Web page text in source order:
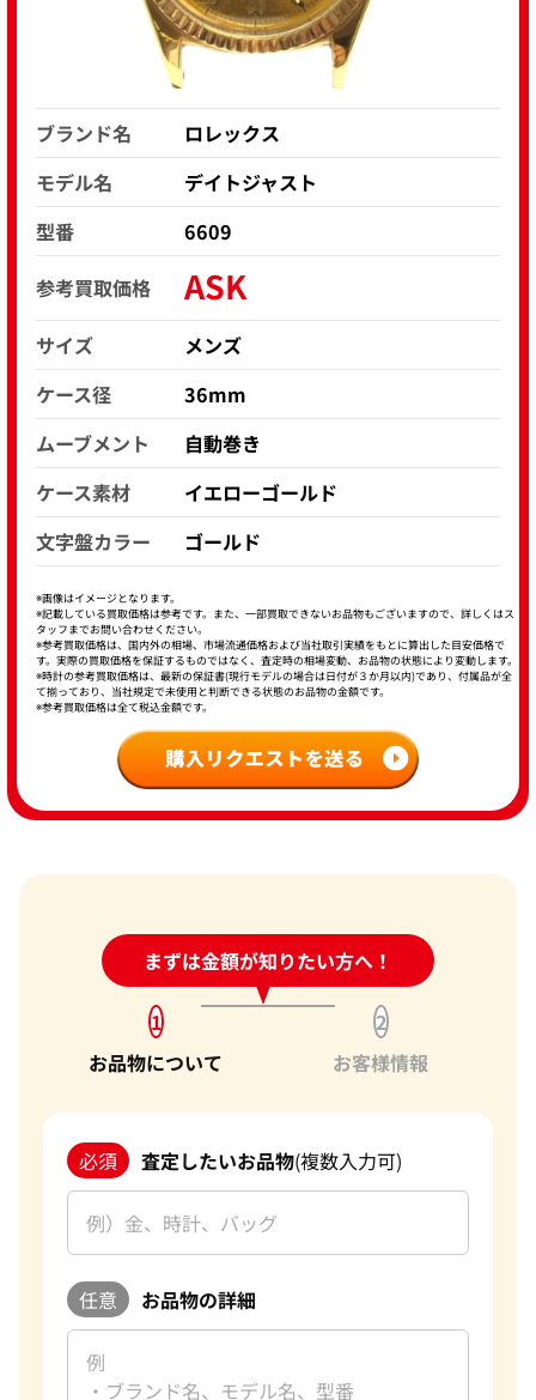
ブランド名
ロレックス
モデル名
デイトジャスト
型番
6609
参考買取価格
ASK
サイズ
メンズ
ケース径
36mm
ムーブメント
自動巻き
ケース素材
イエローゴールド
文字盤カラー
ゴールド
※画像はイメージとなります。
※記載している買取価格は参考です。また、一部買取できないお品物もございますので、詳しくはス
タッフまでお問い合わせください。
※参考買取価格は、国内外の相場、市場流通価格および当社取引実績をもとに算出した目安価格で
す。実際の買取価格を保証するものではなく、査定時の相場変動、お品物の状態により変動します。
※時計の参考買取価格は、最新の保証書(現行モデルの場合は日付が３か月以内)であり、付属品が全
て揃っており、当社規定で未使用と判断できる状態のお品物の金額です。
※参考買取価格は全て税込金額です。
まずは金額が知りたい方へ！
24時間受付中!問い合わせフォーム
1
お品物について
2
お客様情報
必須 査定したいお品物(複数入力可)
任意 お品物の詳細